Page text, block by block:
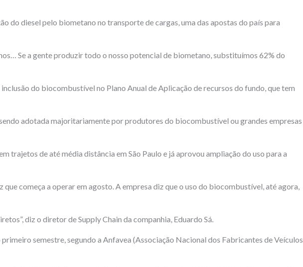
do diesel pelo biometano no transporte de cargas, uma das apostas do país para
Se a gente produzir todo o nosso potencial de biometano, substituímos 62% do
do biocombustível no Plano Anual de Aplicação de recursos do fundo, que tem
adotada majoritariamente por produtores do biocombustível ou grandes empresas
de até média distância em São Paulo e já aprovou ampliação do uso para a
começa a operar em agosto. A empresa diz que o uso do biocombustível, até agora,
diz o diretor de Supply Chain da companhia, Eduardo Sá.
semestre, segundo a Anfavea (Associação Nacional dos Fabricantes de Veículos